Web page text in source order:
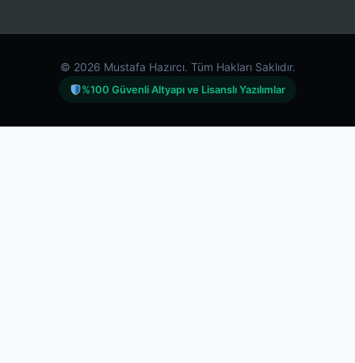
© 2026 Mustafa Hazırcı. Tüm Hakları Saklıdır.
%100 Güvenli Altyapı ve Lisanslı Yazılımlar